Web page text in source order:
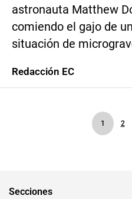
astronauta Matthew
comiendo el gajo de
situación de
Redacción EC
1 2
Secciones